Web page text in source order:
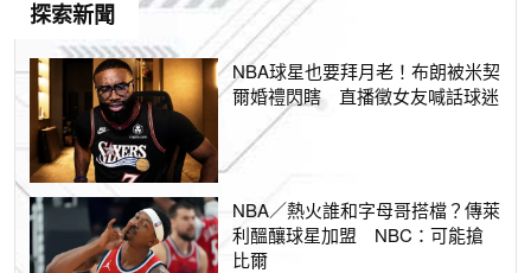
探索新聞
NBA球星也要拜月老！布朗被米契
爾婚禮閃瞎 直播徵女友喊話球迷
NBA／熱火誰和字母哥搭檔？傳萊
利醞釀球星加盟 NBC：可能搶
比爾